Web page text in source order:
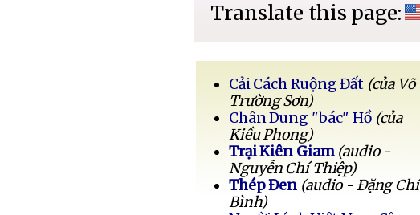
Translate this page:
Cải Cách Ruộng Đất (của Võ
Trường Sơn)
Chân Dung "bác" Hồ (của
Kiều Phong)
Trại Kiên Giam (audio -
Nguyễn Chí Thiệp)
Thép Đen (audio - Đặng Chí
Bình)